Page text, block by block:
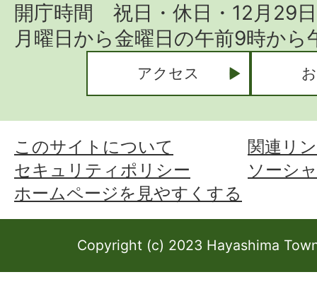
開庁時間 祝日・休日・12月29
月曜日から金曜日の午前9時か
アクセス
このサイトについて
関連リ
セキュリティポリシー
ソーシ
ホームページを見やすくする
Copyright (c) 2023 Hayashima